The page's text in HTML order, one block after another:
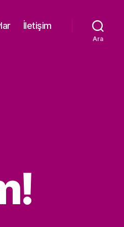
İletişim
Ara